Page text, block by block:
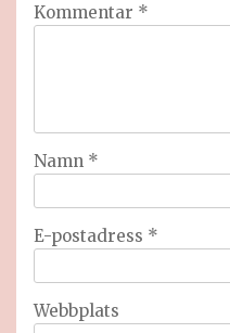
Kommentar *
Namn *
E-postadress *
Webbplats